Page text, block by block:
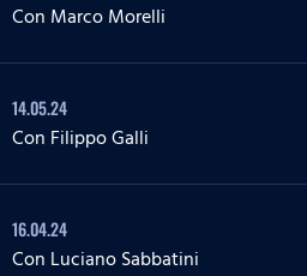
Con Marco Morelli
14.05.24
Con Filippo Galli
16.04.24
Con Luciano Sabbatini